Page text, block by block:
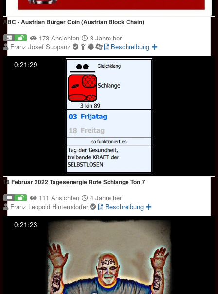
ABC - Austrian Bürger Coin (Austrian Block Chain)
173 Ansichten
3 Jahre her
Franz Josef Suppanz
Beschreibung
0:21:29
18 Februar 2022 Tagesenergie Rote Schlange Ton 7
111 Ansichten
4 Jahre her
Franz Leopold Hinterndorfer
Beschreibung
0:21:23